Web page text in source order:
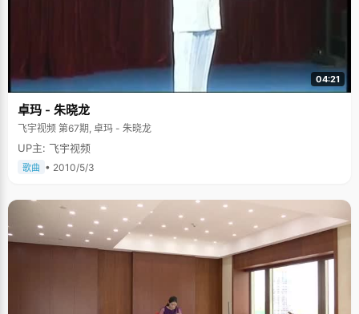
04:21
卓玛 - 朱晓龙
飞宇视频 第67期, 卓玛 - 朱晓龙
UP主: 飞宇视频
歌曲 • 2010/5/3